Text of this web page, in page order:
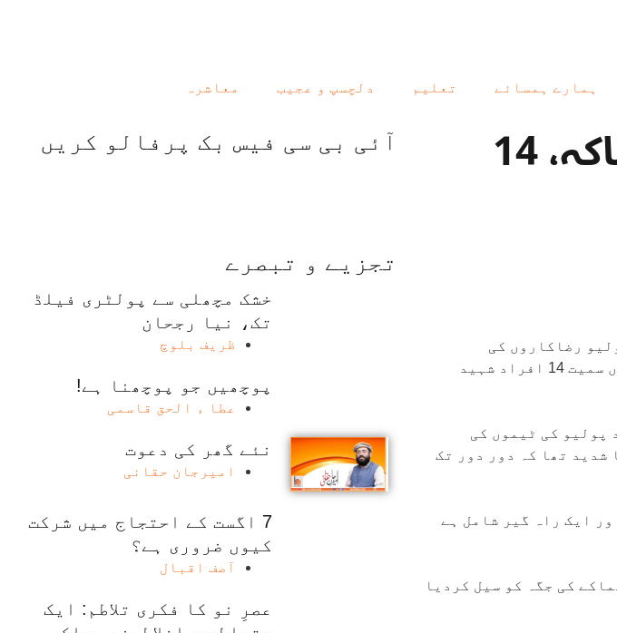
ہمارے ہمسائے تعلیم دلچسپ و عجیب معاشرہ
کوئٹہ میں انسداد پولیو مرکزپر دھماکہ، 14
رضاکاروں کی
سیکیورٹی پر مامور اہلکاروں کی گاڑی کے قریب خودکش حملے میںسیکورٹی اہلکاروں سمیت 14 افراد شہید
پولیو کی ٹیموں کی
شدید تھا کہ دور دور تک
ایف سی اہلکار اور ایک راہ گیر شامل ہے
کی جگہ کو سیل کردیا
آئی بی سی فیس بک پرفالو کریں
تجزیے و تبصرے
خشک مچھلی سے پولٹری فیلڈ
تک، نیا رجحان
ظریف بلوچ
پوچھیں جو پوچھنا ہے!
عطا ء الحق قاسمی
نئے گھر کی دعوت
امیرجان حقانی
7 اگست کے احتجاج میں شرکت
کیوں ضروری ہے؟
آصف اقبال
عصرِ نو کا فکری تلاطم: ایک